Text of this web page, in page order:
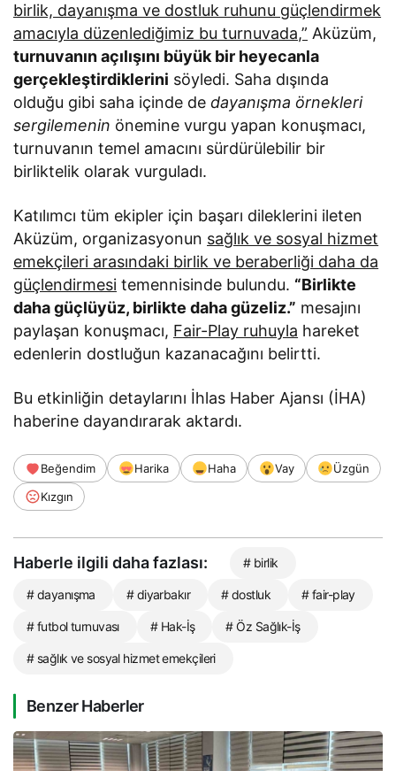
birlik, dayanışma ve dostluk ruhunu güçlendirmek
amacıyla düzenlediğimiz bu turnuvada,” Aküzüm,
turnuvanın açılışını büyük bir heyecanla
gerçekleştirdiklerini söyledi. Saha dışında
olduğu gibi saha içinde dedayanışma örnekleri
sergilemenin önemine vurgu yapan konuşmacı,
turnuvanın temel amacını sürdürülebilir bir
birliktelik olarak vurguladı.
Katılımcı tüm ekipler için başarı dileklerini ileten
Aküzüm, organizasyonun sağlık ve sosyal hizmet
emekçileri arasındaki birlik ve beraberliği daha da
güçlendirmesi temennisinde bulundu. “Birlikte
daha güçlüyüz, birlikte daha güzeliz.” mesajını
paylaşan konuşmacı, Fair-Play ruhuyla hareket
edenlerin dostluğun kazanacağını belirtti.
Bu etkinliğin detaylarını İhlas Haber Ajansı (İHA)
haberine dayandırarak aktardı.
Beğendim Harika Haha Vay
Üzgün
Kızgın
Haberle ilgili daha fazlası: # birlik
# dayanışma # diyarbakır # dostluk # fair-play
# futbol turnuvası # Hak-İş # Öz Sağlık-İş
# sağlık ve sosyal hizmet emekçileri
Benzer Haberler